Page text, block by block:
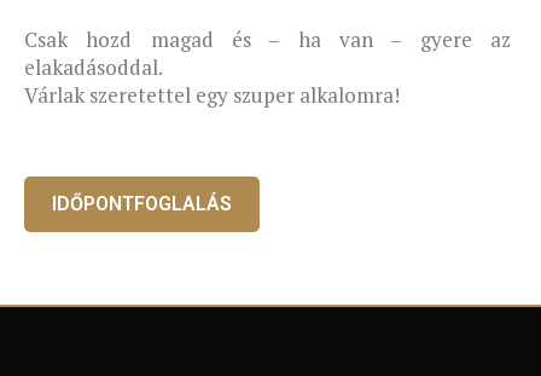
Csak hozd magad és – ha van – gyere az
elakadásoddal.
Várlak szeretettel egy szuper alkalomra!
IDŐPONTFOGLALÁS